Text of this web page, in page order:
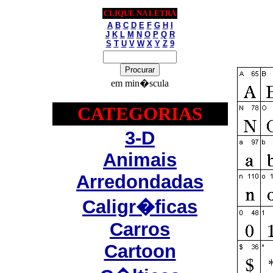
CLIQUE NA LETRA
A B C D E F G H
J K L M N O P Q R
S T U V W X Y Z 9
em min�scula
CATEGORIAS
3-D
Animais
Arredondadas
Caligr�ficas
Carros
Cartoon